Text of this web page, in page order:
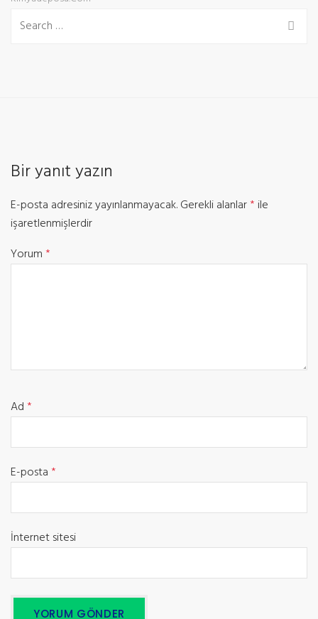
Bir yanıt yazın
E-posta adresiniz yayınlanmayacak.Gerekli alanlar* ile
işaretlenmişlerdir
Yorum*
Ad*
E-posta*
İnternet sitesi